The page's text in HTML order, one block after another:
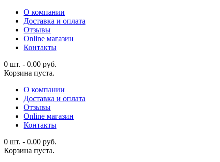
О компании
Доставка и оплата
Отзывы
Online магазин
Контакты
0 шт. - 0.00 руб.
Корзина пуста.
О компании
Доставка и оплата
Отзывы
Online магазин
Контакты
0 шт. - 0.00 руб.
Корзина пуста.